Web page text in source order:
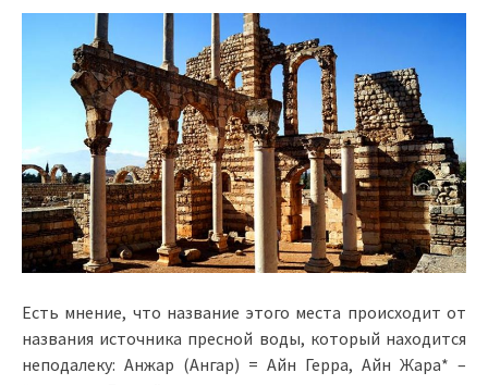
Есть мнение, что название этого места происходит от
названия источника пресной воды, который находится
неподалеку: Анжар (Ангар) = Айн Герра, Айн Жара* –